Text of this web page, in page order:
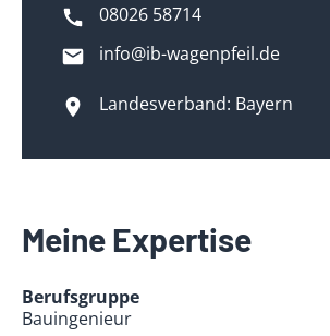
08026 58714
info@ib-wagenpfeil.de
Landesverband: Bayern
Meine Expertise
Berufsgruppe
Bauingenieur